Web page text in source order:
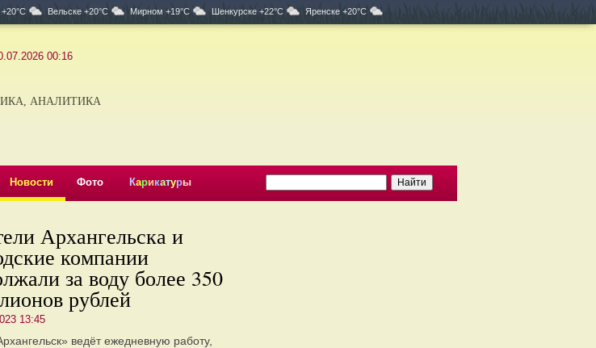
Вельске +20°C Мирном +19°C Шенкурске +22°C Яренске +20°C
00:16
АНАЛИТИКА
Новости Фото Карикатуры
Архангельска и
компании
за воду более 350
рублей
13:45
ведёт ежедневную работу,